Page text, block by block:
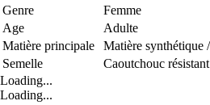
Genre
Femme
Age
Adulte
Matière principale
Matière synthétique
Semelle
Caoutchouc
Loading...
Loading...